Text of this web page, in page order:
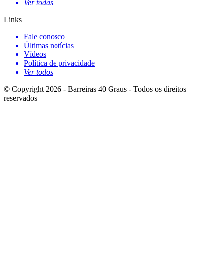
Ver todas
Links
Fale conosco
Últimas notícias
Vídeos
Política de privacidade
Ver todos
© Copyright 2026 - Barreiras 40 Graus - Todos os direitos
reservados